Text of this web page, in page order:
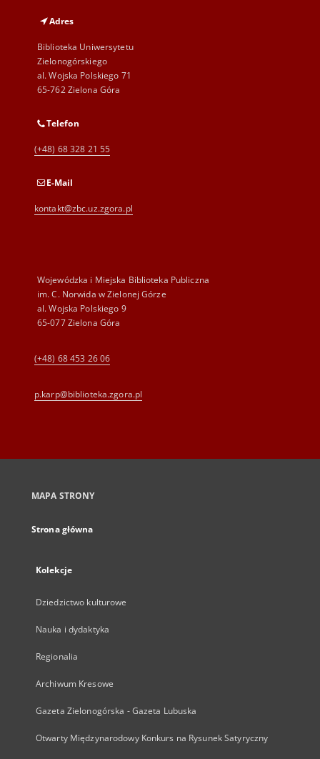
Adres
Biblioteka Uniwersytetu
Zielonogórskiego
al. Wojska Polskiego 71
65-762 Zielona Góra
Telefon
(+48) 68 328 21 55
E-Mail
kontakt@zbc.uz.zgora.pl
Wojewódzka i Miejska Biblioteka Publiczna
im. C. Norwida w Zielonej Górze
al. Wojska Polskiego 9
65-077 Zielona Góra
(+48) 68 453 26 06
p.karp@biblioteka.zgora.pl
MAPA STRONY
Strona główna
Kolekcje
Dziedzictwo kulturowe
Nauka i dydaktyka
Regionalia
Archiwum Kresowe
Gazeta Zielonogórska - Gazeta Lubuska
Otwarty Międzynarodowy Konkurs na Rysunek Satyryczny